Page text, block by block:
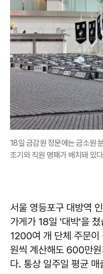
18일 금감원 정문에는 금소원
조기와 직원 명패가 배치돼 있
서울 영등포구 대방역
가게가 18일 '대박'을
1200여 개 단체 주문
원씩 계산해도 600만원
다. 통상 일주일 평균